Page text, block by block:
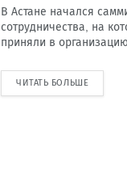
В Астане начался
сотрудничества, на
приняли в
ЧИТАТЬ БОЛЬШЕ